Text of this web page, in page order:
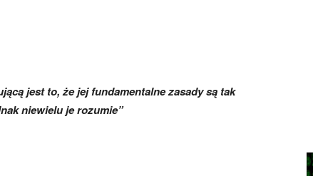
jest to, że jej fundamentalne zasady są tak
niewielu je rozumie”